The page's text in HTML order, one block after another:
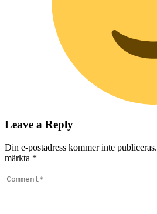
Leave a Reply
Din e-postadress kommer inte publiceras.
märkta *